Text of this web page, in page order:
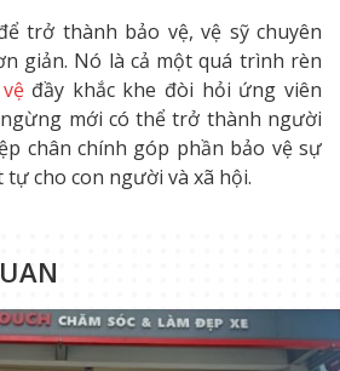
trở thành bảo vệ, vệ sỹ chuyên
giản. Nó là cả một quá trình rèn
đầy khắc khe đòi hỏi ứng viên
mới có thể trở thành người
chân chính góp phần bảo vệ sự
cho con người và xã hội.